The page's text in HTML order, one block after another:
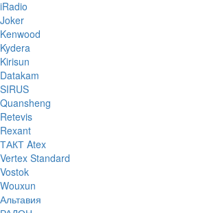
iRadio
Joker
Kenwood
Kydera
Kirisun
Datakam
SIRUS
Quansheng
Retevis
Rexant
ТАКТ Atex
Vertex Standard
Vostok
Wouxun
Альтавия